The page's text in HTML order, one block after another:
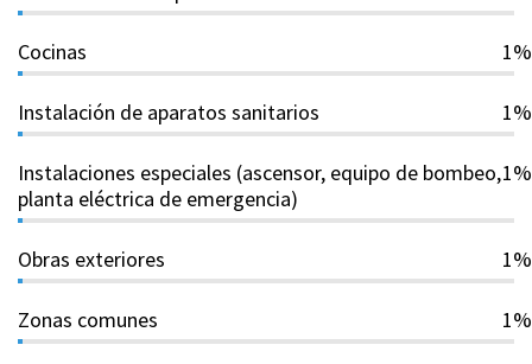
Cocinas 1%
Instalación de aparatos sanitarios 1%
Instalaciones especiales (ascensor, equipo de bombeo,
planta eléctrica de emergencia)
1%
Obras exteriores 1%
Zonas comunes 1%